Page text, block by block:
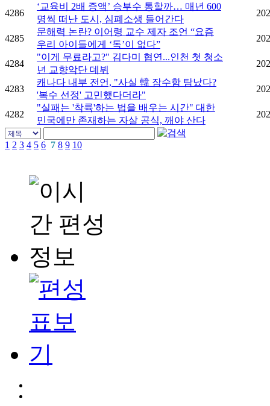
4286
‘교육비 2배 증액’ 승부수 통할까… 매년 600
명씩 떠난 도시, 심폐소생 들어간다
4285
문해력 논란? 이어령 교수 제자 조언 “요즘
우리 아이들에게 ‘독’이 없다”
4284
"이게 무료라고?" 김다미 협연...인천 첫 청소
년 교향악단 데뷔
4283
캐나다 내부 전언, "사실 韓 잠수함 탐났다?
'복수 선정' 고민했다더라"
4282
"실패는 '착륙'하는 법을 배우는 시간" 대한
민국에만 존재하는 자살 공식, 깨야 산다
1 2 3 4 5 6 7 8 9 10